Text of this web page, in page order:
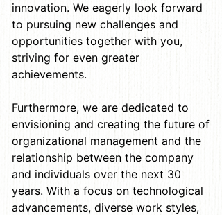
innovation. We eagerly look forward
to pursuing new challenges and
opportunities together with you,
striving for even greater
achievements.
Furthermore, we are dedicated to
envisioning and creating the future of
organizational management and the
relationship between the company
and individuals over the next 30
years. With a focus on technological
advancements, diverse work styles,